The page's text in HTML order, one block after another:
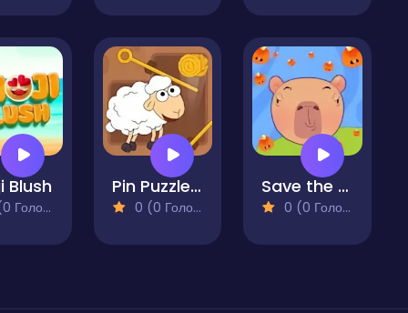
Blush Pin Puzzle Save The Sheep
0 (0 Голосів)
Save the Capybara
0 (0 Голосів)